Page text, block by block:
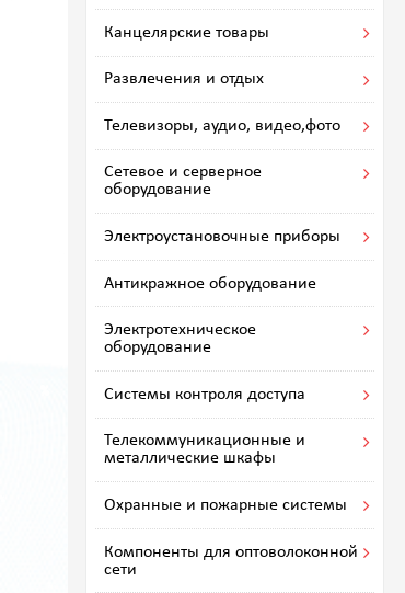
Канцелярские товары
Развлечения и отдых
Телевизоры, аудио, видео,фото
Сетевое и серверное
оборудование
Электроустановочные приборы
Антикражное оборудование
Электротехническое
оборудование
Системы контроля доступа
Телекоммуникационные и
металлические шкафы
Охранные и пожарные системы
Компоненты для оптоволоконной
сети